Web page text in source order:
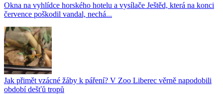
Okna na vyhlídce horského hotelu a vysílače Ještěd, která na konci
července poškodil vandal, nechá...
Jak přimět vzácné žáby k páření? V Zoo Liberec věrně napodobili
období dešťů tropů